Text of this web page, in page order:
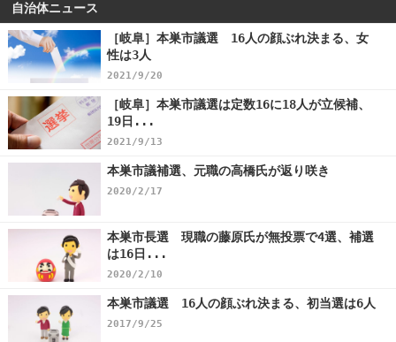
自治体ニュース
［岐阜］本巣市議選 16人の顔ぶれ決まる、女
性は3人
2021/9/20
［岐阜］本巣市議選は定数16に18人が立候補、
19日...
2021/9/13
本巣市議補選、元職の高橋氏が返り咲き
2020/2/17
本巣市長選 現職の藤原氏が無投票で4選、補選
は16日...
2020/2/10
本巣市議選 16人の顔ぶれ決まる、初当選は6人
2017/9/25